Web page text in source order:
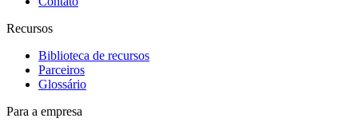
Recursos
Biblioteca de recursos
Parceiros
Glossário
Para a empresa